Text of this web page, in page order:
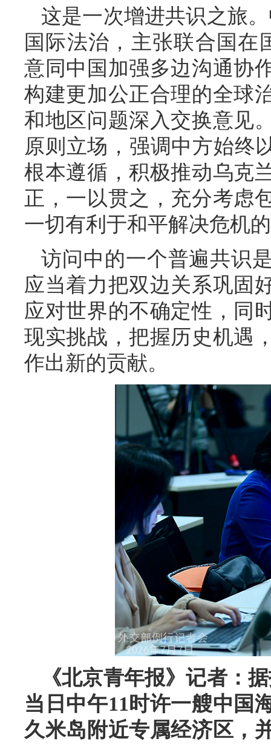
这是一次增进共识之旅
国际法治，主张联合国在
意同中国加强多边沟通协
构建更加公正合理的全球
和地区问题深入交换意见
原则立场，强调中方始终
根本遵循，积极推动乌克
正，一以贯之，充分考虑
一切有利于和平解决危机
访问中的一个普遍共识
应当着力把双边关系巩固
应对世界的不确定性，同
现实挑战，把握历史机遇
作出新的贡献。
《北京青年报》记者：
当日中午11时许一艘中国
久米岛附近专属经济区，